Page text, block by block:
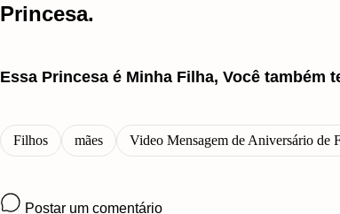
Princesa.
Essa Princesa é Minha Filha, Você também